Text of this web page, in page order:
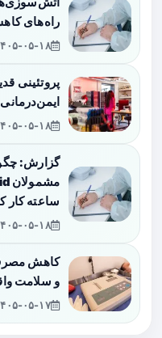
راه‌های
۱۴۰۵-۰۵-
پروتئینی
۱۴۰۵-۰۵-
گزارش:
ساعته کار
۱۴۰۵-۰۵-
کاهش
و سلامت
۱۴۰۵-۰۵-